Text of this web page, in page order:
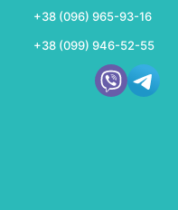
+38 (096) 965-93-16
+38 (099) 946-52-55